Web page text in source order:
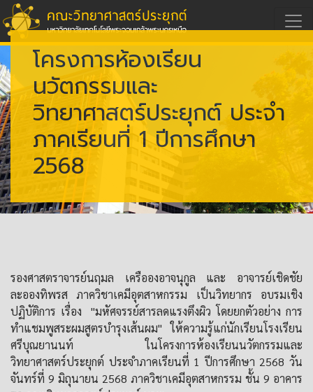
โครงการห้องเรียน
นวัตกรรมและ
วิทยาศาสตร์ประยุกต์ ประจำ
ภาคเรียนที่ 1 ปีการศึกษา
2568
รองศาสตราจารย์นฤมล เครือองอาจนุกูล และ อาจารย์เชิดชัย
ละอองทิพรส ภาควิชาเคมีอุตสาหกรรม เป็นวิทยากร อบรมเชิง
ปฏิบัติการ เรื่อง "มหัศจรรย์สารลดแรงตึงผิว โดยยกตัวอย่าง การ
ทำแชมพูสระผมสูตรบำรุงเส้นผม" ให้ความรู้แก่นักเรียนโรงเรียน
ศรีบุณยานนท์ ในโครงการห้องเรียนนวัตกรรมและ
วิทยาศาสตร์ประยุกต์ ประจำภาคเรียนที่ 1 ปีการศึกษา 2568 วัน
จันทร์ที่ 9 มิถุนายน 2568 ภาควิชาเคมีอุตสาหกรรม ชั้น 9 อาคาร